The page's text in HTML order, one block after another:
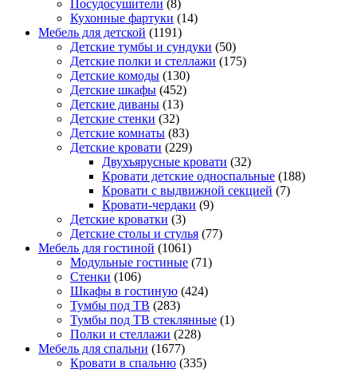
Посудосушители (8)
Кухонные фартуки (14)
Мебель для детской (1191)
Детские тумбы и сундуки (50)
Детские полки и стеллажи (175)
Детские комоды (130)
Детские шкафы (452)
Детские диваны (13)
Детские стенки (32)
Детские комнаты (83)
Детские кровати (229)
Двухъярусные кровати (32)
Кровати детские односпальные (188)
Кровати с выдвижной секцией (7)
Кровати-чердаки (9)
Детские кроватки (3)
Детские столы и стулья (77)
Мебель для гостиной (1061)
Модульные гостиные (71)
Стенки (106)
Шкафы в гостиную (424)
Тумбы под ТВ (283)
Тумбы под ТВ стеклянные (1)
Полки и стеллажи (228)
Мебель для спальни (1677)
Кровати в спальню (335)